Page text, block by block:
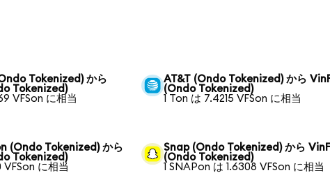
Tokenized) から
Tokenized)
VFSon に相当
AT&T (Ondo Tokenized) から
(Ondo Tokenized)
1 Ton は 7.4215 VFSon に相当
(Ondo Tokenized) から
Tokenized)
に相当
Snap (Ondo Tokenized) から
(Ondo Tokenized)
1 SNAPon は 1.6308 VFSon に相当